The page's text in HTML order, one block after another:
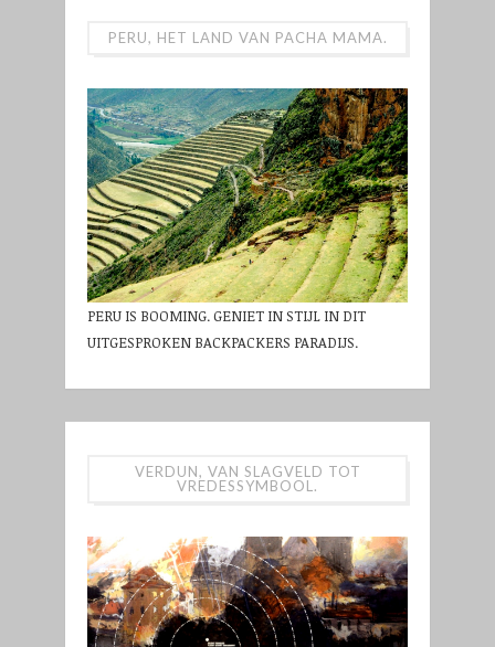
PERU, HET LAND VAN PACHA MAMA.
PERU IS BOOMING. GENIET IN STIJL IN DIT
UITGESPROKEN BACKPACKERS PARADIJS.
VERDUN, VAN SLAGVELD TOT
VREDESSYMBOOL.